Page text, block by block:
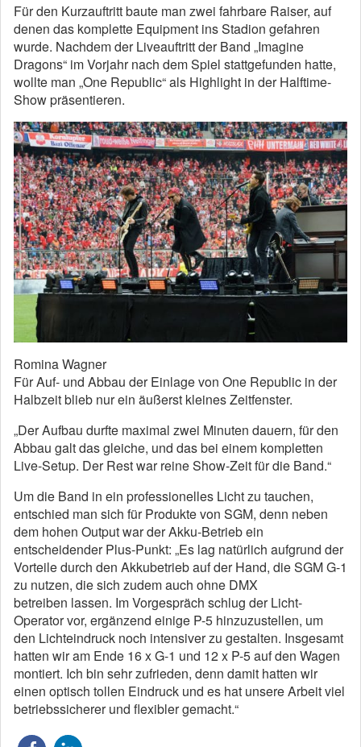
Für den Kurzauftritt baute man zwei fahrbare Raiser, auf
denen das komplette Equipment ins Stadion gefahren
wurde. Nachdem der Liveauftritt der Band „Imagine
Dragons“ im Vorjahr nach dem Spiel stattgefunden hatte,
wollte man „One Republic“ als Highlight in der Halftime-
Show präsentieren.
Romina Wagner
Für Auf- und Abbau der Einlage von One Republic in der
Halbzeit blieb nur ein äußerst kleines Zeitfenster.
„Der Aufbau durfte maximal zwei Minuten dauern, für den
Abbau galt das gleiche, und das bei einem kompletten
Live-Setup. Der Rest war reine Show-Zeit für die Band.“
Um die Band in ein professionelles Licht zu tauchen,
entschied man sich für Produkte von SGM, denn neben
dem hohen Output war der Akku-Betrieb ein
entscheidender Plus-Punkt: „Es lag natürlich aufgrund der
Vorteile durch den Akkubetrieb auf der Hand, die SGM G-1
zu nutzen, die sich zudem auch ohne DMX
betreiben lassen. Im Vorgespräch schlug der Licht-
Operator vor, ergänzend einige P-5 hinzuzustellen, um
den Lichteindruck noch intensiver zu gestalten. Insgesamt
hatten wir am Ende 16 x G-1 und 12 x P-5 auf den Wagen
montiert. Ich bin sehr zufrieden, denn damit hatten wir
einen optisch tollen Eindruck und es hat unsere Arbeit viel
betriebssicherer und flexibler gemacht.“